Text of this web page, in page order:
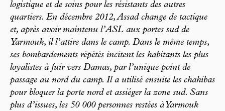
logistique et de soins pour les résistants des autres
quartiers. En décembre 2012, Assad change de tactique
et, après avoir maintenu l’ASL aux portes sud de
Yarmouk, il l’attire dans le camp. Dans le même temps,
ses bombardements répétés incitent les habitants les plus
loyalistes à fuir vers Damas, par l’unique point de
passage au nord du camp. Il a utilisé ensuite les chahibas
pour bloquer la porte nord et assiéger la zone sud. Sans
plus d’issues, les 50 000 personnes restées à Yarmouk